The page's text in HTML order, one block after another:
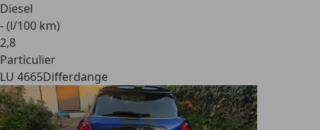
Diesel
- (l/100 km)
2,8
Particulier
LU 4665Differdange